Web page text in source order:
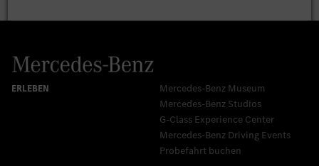
Mercedes-Benz Museum
Mercedes-Benz Studios
G-Class Experience Center
Mercedes-Benz Driving Events
Probefahrt buchen